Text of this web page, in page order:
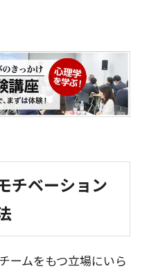
チベーション
ームをもつ立場にいら